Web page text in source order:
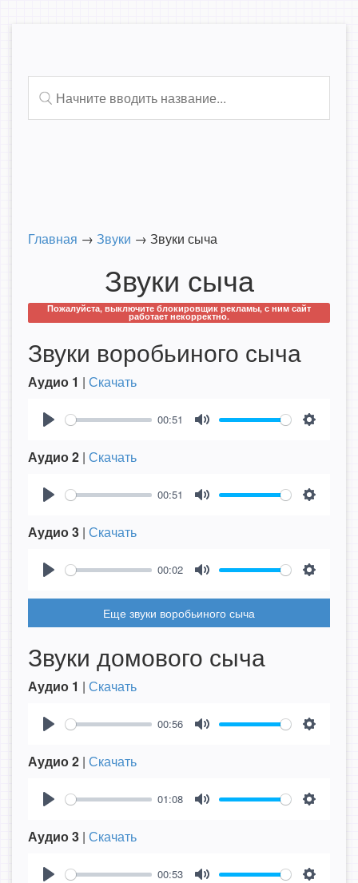
Главная → Звуки → Звуки сыча
Звуки сыча
Пожалуйста, выключите блокировщик рекламы, с ним сайт
работает некорректно.
Звуки воробьиного сыча
Аудио 1 | Скачать
00:51
Аудио 2 | Скачать
00:51
Аудио 3 | Скачать
00:02
Еще звуки воробьиного сыча
Звуки домового сыча
Аудио 1 | Скачать
00:56
Аудио 2 | Скачать
01:08
Аудио 3 | Скачать
00:53